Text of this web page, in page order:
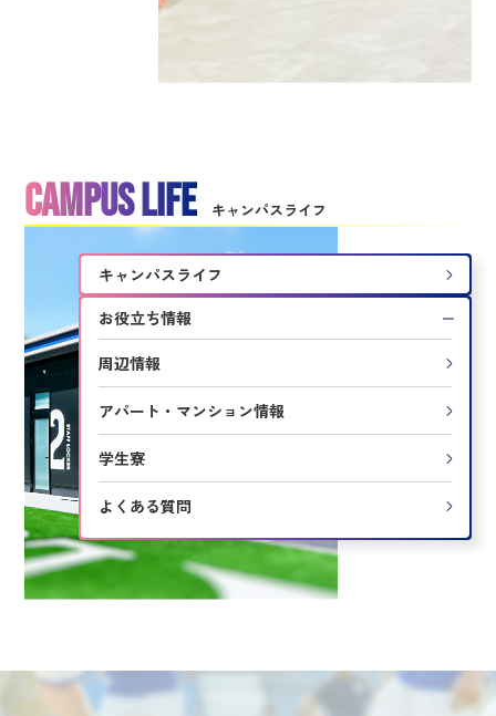
CAMPUS LIFE キャンパスライフ
キャンパスライフ
お役立ち情報
周辺情報
アパート・マンション情報
学生寮
よくある質問